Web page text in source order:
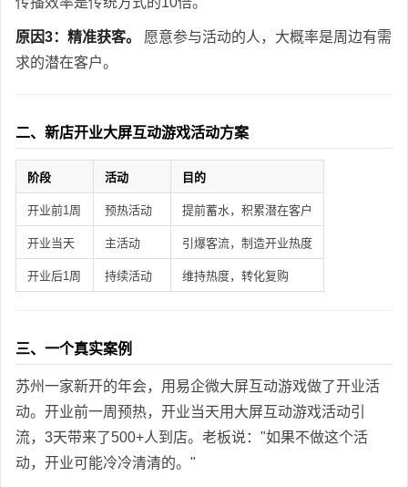
原因3：精准获客。
愿意参与活动的人，大概率是周边有需
求的潜在客户。
二、新店开业大屏互动游戏活动方案
阶段 活动 目的
开业前1周 预热活动 提前蓄水，积累潜在客户
开业当天 主活动 引爆客流，制造开业热度
开业后1周 持续活动 维持热度，转化复购
三、一个真实案例
苏州一家新开的年会，用易企微大屏互动游戏做了开业活
动。开业前一周预热，开业当天用大屏互动游戏活动引
流，3天带来了500+人到店。老板说："如果不做这个活
动，开业可能冷冷清清的。"